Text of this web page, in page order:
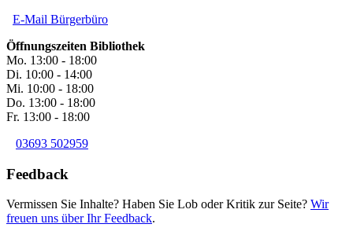
E-Mail Bürgerbüro
Öffnungszeiten Bibliothek
Mo. 13:00 - 18:00
Di. 10:00 - 14:00
Mi. 10:00 - 18:00
Do. 13:00 - 18:00
Fr. 13:00 - 18:00
03693 502959
Feedback
Vermissen Sie Inhalte? Haben Sie Lob oder Kritik zur Seite? Wir
freuen uns über Ihr Feedback.